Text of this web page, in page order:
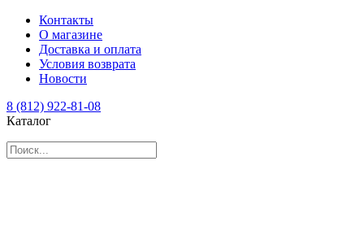
Контакты
О магазине
Доставка и оплата
Условия возврата
Новости
8 (812) 922-81-08
Каталог